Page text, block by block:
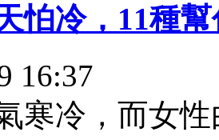
怕冷，11種
16:37
寒冷，而女